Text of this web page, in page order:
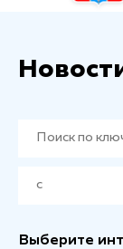
Выберите